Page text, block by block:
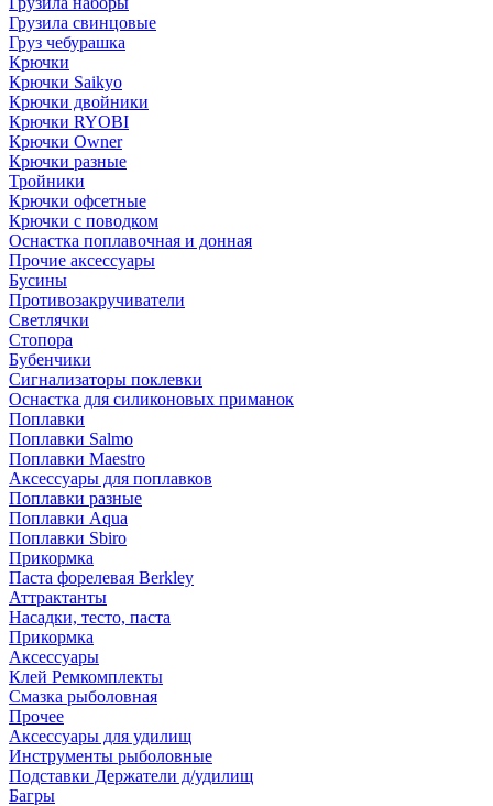
Грузила свинцовые
Груз чебурашка
Крючки
Крючки Saikyo
Крючки двойники
Крючки RYOBI
Крючки Owner
Крючки разные
Тройники
Крючки офсетные
Крючки с поводком
Оснастка поплавочная и донная
Прочие аксессуары
Бусины
Противозакручиватели
Светлячки
Стопора
Бубенчики
Сигнализаторы поклевки
Оснастка для силиконовых приманок
Поплавки
Поплавки Salmo
Поплавки Maestro
Аксессуары для поплавков
Поплавки разные
Поплавки Aqua
Поплавки Sbiro
Прикормка
Паста форелевая Berkley
Аттрактанты
Насадки, тесто, паста
Прикормка
Аксессуары
Клей Ремкомплекты
Смазка рыболовная
Прочее
Аксессуары для удилищ
Инструменты рыболовные
Подставки Держатели д/удилищ
Багры